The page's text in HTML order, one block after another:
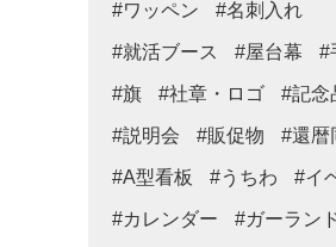
#ワッペン #名刺入れ
#就活ブース #屋台幕 #
#旗 #社章・ロゴ #記念
#説明会 #販促物 #還暦
#A型看板 #うちわ #イ
#カレンダー #ガーラン